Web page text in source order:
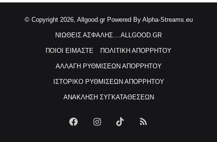
© Copyright 2026, Allgood.gr Powered By Alpha-Streams.eu
ΝΙΩΘΕΙΣ ΑΣΦΑΛΗΣ....ALLGOOD.GR
ΠΟΙΟΙ ΕΙΜΑΣΤΕ ΠΟΛΙΤΙΚΗ ΑΠΟΡΡΗΤΟΥ
ΑΛΛΑΓΗ ΡΥΘΜΙΣΕΩΝ ΑΠΟΡΡΗΤΟΥ
ΙΣΤΟΡΙΚΟ ΡΥΘΜΙΣΕΩΝ ΑΠΟΡΡΗΤΟΥ
ΑΝΑΚΛΗΣΗ ΣΥΓΚΑΤΑΘΕΣΕΩΝ
FacebookInstagramTikTok